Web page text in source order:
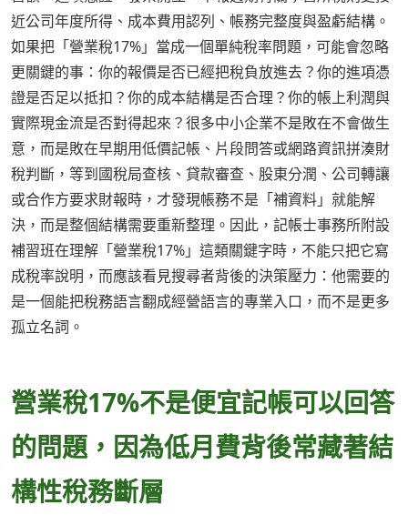
近公司年度所得、成本費用認列、帳務完整度與盈虧結構。
如果把「營業稅17%」當成一個單純稅率問題，可能會忽略
更關鍵的事：你的報價是否已經把稅負放進去？你的進項憑
證是否足以抵扣？你的成本結構是否合理？你的帳上利潤與
實際現金流是否對得起來？很多中小企業不是敗在不會做生
意，而是敗在早期用低價記帳、片段問答或網路資訊拼湊財
稅判斷，等到國稅局查核、貸款審查、股東分潤、公司轉讓
或合作方要求財報時，才發現帳務不是「補資料」就能解
決，而是整個結構需要重新整理。因此，記帳士事務所附設
補習班在理解「營業稅17%」這類關鍵字時，不能只把它寫
成稅率說明，而應該看見搜尋者背後的決策壓力：他需要的
是一個能把稅務語言翻成經營語言的專業入口，而不是更多
孤立名詞。
營業稅17%不是便宜記帳可以回答
的問題，因為低月費背後常藏著結
構性稅務斷層